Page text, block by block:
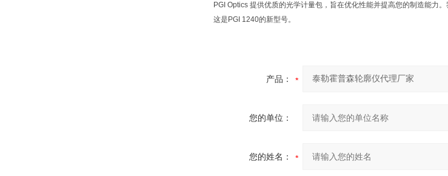
PGI Optics 提供优质的光学计量包，旨在优化性能并提高您的制造能力
这是PGI 1240的新型号。
产品：
您的单位：
您的姓名：